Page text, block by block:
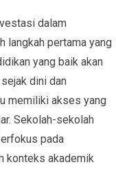
dalam
langkah pertama yang
yang baik akan
dini dan
memiliki akses yang
Sekolah-sekolah
pada
konteks akademik